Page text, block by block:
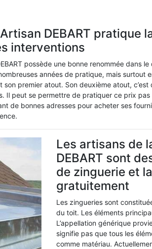
DEBART pratique
interventions
possède une bonne renommée dans
années de pratique, mais surtout
son premier atout. Son deuxième atout,
Il peut se permettre de pratiquer ce prix
de bonnes adresses pour acheter ses
Les artisans de
DEBART sont
de zinguerie et
gratuitement
Les zingueries sont
du toit. Les éléments
L’appellation générique
signifie pas que tous les
comme matériau.